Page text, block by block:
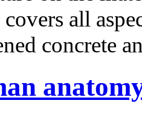
all
concrete